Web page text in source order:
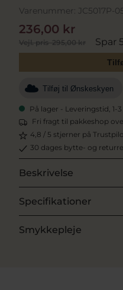
Varenummer: JC5017P-
Vejl. pris295,00 kr Spar
236,00 kr
Tilføj til Ønskeskyen
På lager - Leveringstid, 1-
Fri fragt til pakkeshop
4,8 / 5 stjerner på
30 dages bytte- og
Beskrivelse
Specifikationer
Smykkepleje